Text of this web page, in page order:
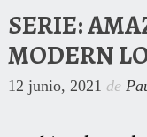
SERIE:
MODERN
12 junio, 2021 de